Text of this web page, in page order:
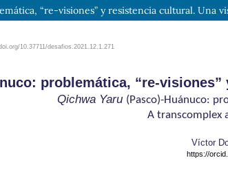
“re-visiones” y resistencia cultural. Una